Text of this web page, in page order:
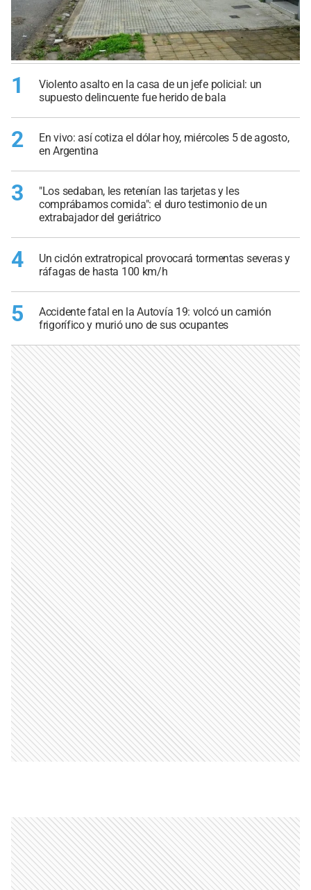
1
Violento asalto en la casa de un jefe policial: un
supuesto delincuente fue herido de bala
2
En vivo: así cotiza el dólar hoy, miércoles 5 de agosto,
en Argentina
3
"Los sedaban, les retenían las tarjetas y les
comprábamos comida": el duro testimonio de un
extrabajador del geriátrico
4
Un ciclón extratropical provocará tormentas severas y
ráfagas de hasta 100 km/h
5
Accidente fatal en la Autovía 19: volcó un camión
frigorífico y murió uno de sus ocupantes